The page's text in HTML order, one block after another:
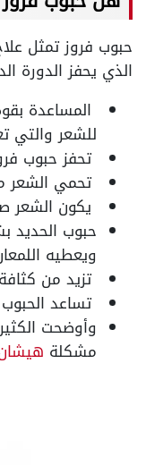
حبوب فروز تمثل
الذي يحفز الدورة
المساعدة
للشعر والتي
تحفز حبوب
تحمي الشعر
يكون الشعر
حبوب الحديد
ويعطيه
تزيد من
تساعد
وأوضحت
مشكلة